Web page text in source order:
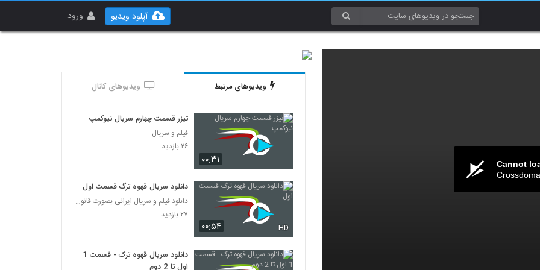
ورود آپلود ویدیو
Cannot
ویدیوهای مرتبط ویدیوهای کانال
۰۰:۳۱
تیزر قسمت چهارم سریال نیوکمپ
فیلم و سریال
۲۶ بازدید
۰۰:۵۴ HD
دانلود سریال قهوه ترگ قسمت اول
دانلود فیلم و سریال ایرانی بصورت قانونی
۲۷ بازدید
دانلود سریال قهوه ترک - قسمت 1
اول تا 2 دوم